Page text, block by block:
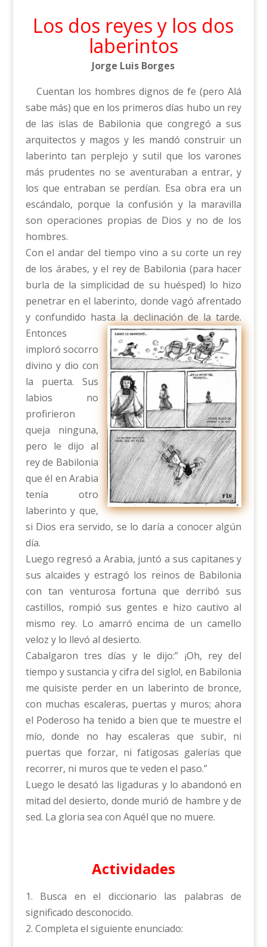
Los dos reyes y los dos
laberintos
Jorge Luis Borges
Cuentan los hombres dignos de fe (pero Alá
sabe más) que en los primeros días hubo un rey
de las islas de Babilonia que congregó a sus
arquitectos y magos y les mandó construir un
laberinto tan perplejo y sutil que los varones
más prudentes no se aventuraban a entrar, y
los que entraban se perdían. Esa obra era un
escándalo, porque la confusión y la maravilla
son operaciones propias de Dios y no de los
hombres.
Con el andar del tiempo vino a su corte un rey
de los árabes, y el rey de Babilonia (para hacer
burla de la simplicidad de su huésped) lo hizo
penetrar en el laberinto, donde vagó afrentado
y confundido hasta la declinación de la tarde.
Entonces
imploró socorro
divino y dio con
la puerta. Sus
labios no
profirieron
queja ninguna,
pero le dijo al
rey de Babilonia
que él en Arabia
tenía otro
laberinto y que,
si Dios era servido, se lo daría a conocer algún
día.
Luego regresó a Arabia, juntó a sus capitanes y
sus alcaides y estragó los reinos de Babilonia
con tan venturosa fortuna que derribó sus
castillos, rompió sus gentes e hizo cautivo al
mismo rey. Lo amarró encima de un camello
veloz y lo llevó al desierto.
Cabalgaron tres días y le dijo:” ¡Oh, rey del
tiempo y sustancia y cifra del siglo!, en Babilonia
me quisiste perder en un laberinto de bronce,
con muchas escaleras, puertas y muros; ahora
el Poderoso ha tenido a bien que te muestre el
mío, donde no hay escaleras que subir, ni
puertas que forzar, ni fatigosas galerías que
recorrer, ni muros que te veden el paso.”
Luego le desató las ligaduras y lo abandonó en
mitad del desierto, donde murió de hambre y de
sed. La gloria sea con Aquél que no muere.
Actividades
1. Busca en el diccionario las palabras de
significado desconocido.
2. Completa el siguiente enunciado: